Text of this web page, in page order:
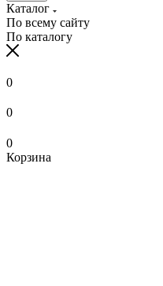
Каталог
По всему сайту
По каталогу
0
0
0
Корзина